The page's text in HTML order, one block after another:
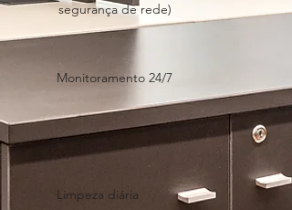
segurança de rede)
Monitoramento 24/7
Limpeza diária